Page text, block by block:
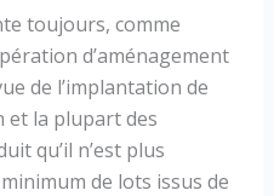
toujours, comme
d’aménagement
de l’implantation de
et la plupart des
qu’il n’est plus
de lots issus de